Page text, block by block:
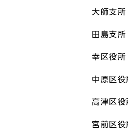
大師支
田島支
幸区役
中原区
高津区
宮前区